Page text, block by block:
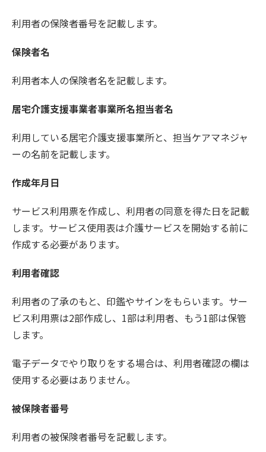
利用者の保険者番号を記載します。
保険者名
利用者本人の保険者名を記載します。
居宅介護支援事業者事業所名担当者名
利用している居宅介護支援事業所と、担当ケアマネジャ
ーの名前を記載します。
作成年月日
サービス利用票を作成し、利用者の同意を得た日を記載
します。サービス使用表は介護サービスを開始する前に
作成する必要があります。
利用者確認
利用者の了承のもと、印鑑やサインをもらいます。サー
ビス利用票は2部作成し、1部は利用者、もう1部は保管
します。
電子データでやり取りをする場合は、利用者確認の欄は
使用する必要はありません。
被保険者番号
利用者の被保険者番号を記載します。